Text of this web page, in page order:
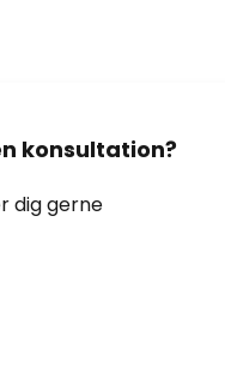
konsultation?
dig gerne